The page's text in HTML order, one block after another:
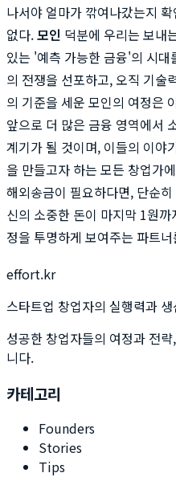
나서야 얼마가 깎여나갔는지
없다.모인 덕분에 우리는 보내
있는 '예측 가능한 금융'의 시대
의 전쟁을 선포하고, 오직 기술
의 기준을 세운 모인의 여정은
앞으로 더 많은 금융 영역에서
계기가 될 것이며, 이들의 이야
을 만들고자 하는 모든 창업가
해외송금이 필요하다면, 단순
신의 소중한 돈이 마지막 1원
정을 투명하게 보여주는 파트
effort.kr
스타트업 창업자의 실행력과
성공한 창업자들의 여정과 전
니다.
카테고리
Founders
Stories
Tips